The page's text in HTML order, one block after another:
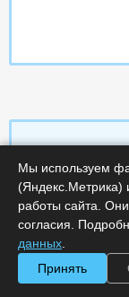
Срок
Код :
Мы используем
(Яндекс.Метрика)
работы сайта.
согласия.
данных
Принять